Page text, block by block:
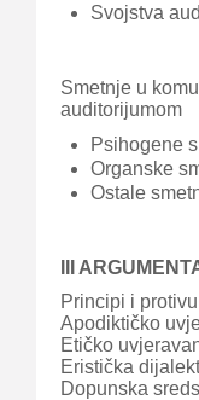
Svojstva
Smetnje u
auditorijumom
Psihogene
Organske
Ostale
III
Principi i
Apodiktičko
Etičko
Eristička
Dopunska